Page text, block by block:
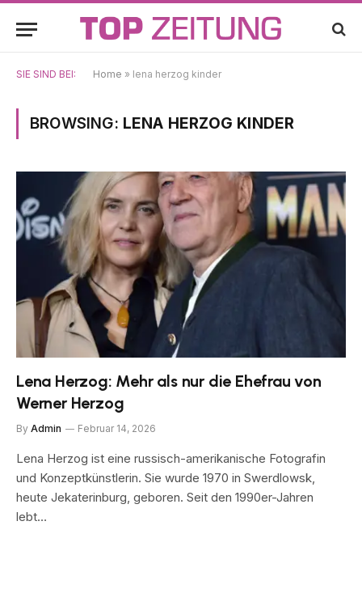
SIE SIND BEI: Home » lena herzog kinder
BROWSING: LENA HERZOG KINDER
Lena Herzog: Mehr als nur die Ehefrau von
Werner Herzog
By Admin Februar 14, 2026
Lena Herzog ist eine russisch-amerikanische Fotografin
und Konzeptkünstlerin. Sie wurde 1970 in Swerdlowsk,
heute Jekaterinburg, geboren. Seit den 1990er-Jahren
lebt…